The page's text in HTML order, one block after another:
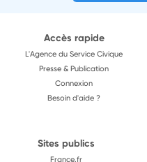
Accès rapide
L'Agence du Service Civique
Presse & Publication
Connexion
Besoin d'aide ?
Sites publics
France.fr